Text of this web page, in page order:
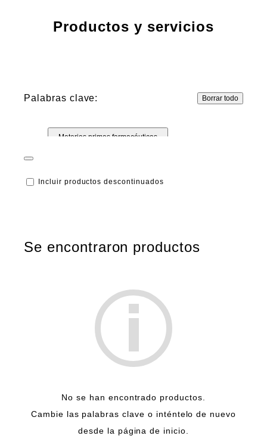
Productos y servicios
Palabras clave: Borrar todo
Materias primas farmacéuticas
Incluir productos descontinuados
Se encontraron productos
No se han encontrado productos.
Cambie las palabras clave o inténtelo de nuevo
desde la página de inicio.